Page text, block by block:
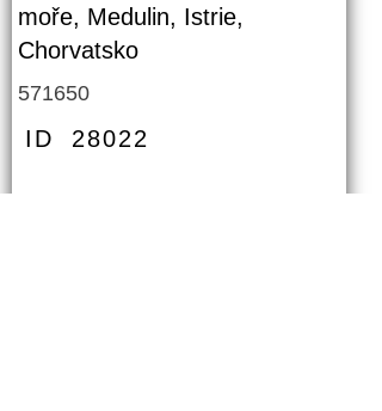
moře, Medulin, Istrie,
Chorvatsko
571650
ID 28022